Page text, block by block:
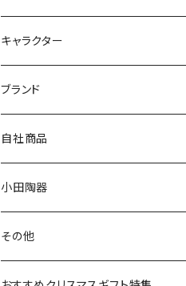
九谷焼
マグ＆カップ
プレート
ボウル
ガラスウェア
キャラクター
ムーミン
80th記念アイテム
リトルミイの日記念アイテム
MOOMIN ANIMATION
スヌーピー
ピーターラビット
ブランド
LA AMYS(エミーズ)
LISA LARSON(リサラーソン)
LAURA ASHLEY(ローラ アシュレイ
自社商品
ねこ企画
Cecera(セセラ)
小田陶器
さざなみ
その他